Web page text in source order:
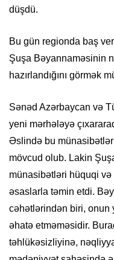
düşdü.
Bu gün regionda baş
Şuşa Bəyannaməsinin
hazırlandığını görmək
Sənəd Azərbaycan və
yeni mərhələyə
Əslində bu
mövcud olub. Lakin
münasibətləri hüquqi
əsaslarla təmin etdi.
cəhətlərindən biri, onun
əhatə etməməsidir.
təhlükəsizliyinə,